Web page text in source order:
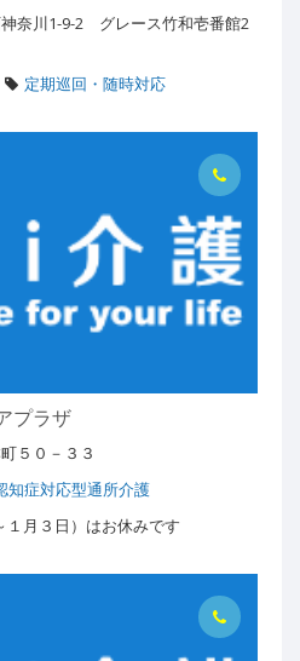
奈川1-9-2 グレース竹和壱番館2
定期巡回・随時対応
プラザ
５０－３３
知症対応型通所介護
月３日）はお休みです